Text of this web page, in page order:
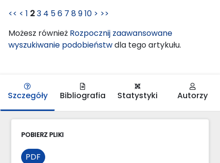
<< < 1 23 4 56 7 8910 > >>
Możesz również Rozpocznij zaawansowane
wyszukiwanie podobieństwdla tego artykułu.
Szczegóły Bibliografia Statystyki Autorzy
POBIERZ PLIKI
PDF